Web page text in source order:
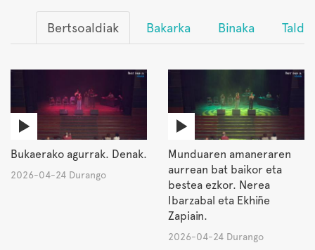
Bertsoaldiak Bakarka Binaka
Bukaerako agurrak. Denak.
2026-04-24 Durango
Munduaren amaneraren
aurrean bat baikor eta
bestea ezkor. Nerea
Ibarzabal eta Ekhiñe
Zapiain.
2026-04-24 Durango